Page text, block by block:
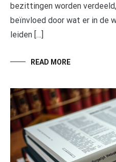
bezittingen worden
beïnvloed door wat er in de
leiden […]
READ MORE